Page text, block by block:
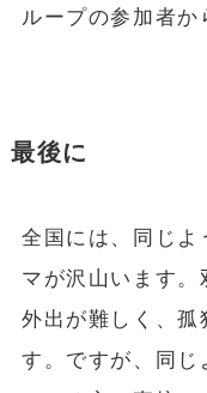
ループの参加者か
最後に
全国には、同じよ
マが沢山います
外出が難しく、孤
す。ですが、同じ